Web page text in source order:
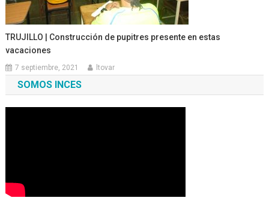
TRUJILLO | Construcción de pupitres presente en estas
vacaciones
7 septiembre, 2021 ltovar
SOMOS INCES